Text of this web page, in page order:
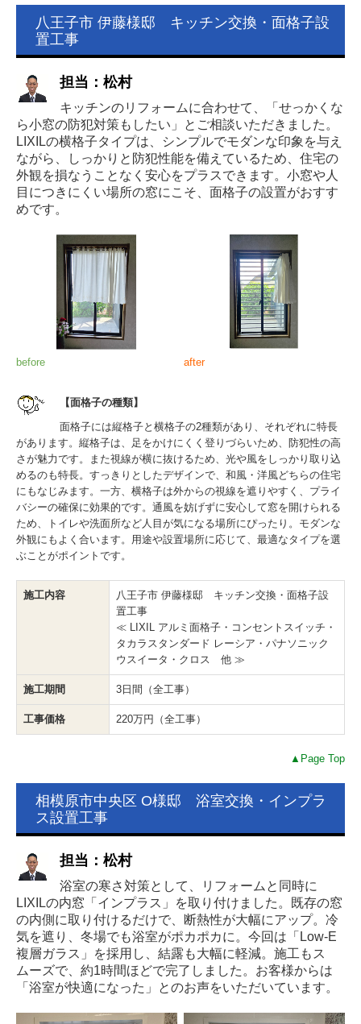
八王子市 伊藤様邸 キッチン交換・面格子設
置工事
担当：松村
キッチンのリフォームに合わせて、「せっかくな
ら小窓の防犯対策もしたい」とご相談いただきました。
LIXILの横格子タイプは、シンプルでモダンな印象を与え
ながら、しっかりと防犯性能を備えているため、住宅の
外観を損なうことなく安心をプラスできます。小窓や人
目につきにくい場所の窓にこそ、面格子の設置がおすす
めです。
before after
【面格子の種類】
面格子には縦格子と横格子の2種類があり、それぞれに特長
があります。縦格子は、足をかけにくく登りづらいため、防犯性の高
さが魅力です。また視線が横に抜けるため、光や風をしっかり取り込
めるのも特長。すっきりとしたデザインで、和風・洋風どちらの住宅
にもなじみます。一方、横格子は外からの視線を遮りやすく、プライ
バシーの確保に効果的です。通風を妨げずに安心して窓を開けられる
ため、トイレや洗面所など人目が気になる場所にぴったり。モダンな
外観にもよく合います。用途や設置場所に応じて、最適なタイプを選
ぶことがポイントです。
施工内容
八王子市 伊藤様邸 キッチン交換・面格子設
置工事
≪ LIXIL アルミ面格子・コンセントスイッチ・
タカラスタンダード レーシア・パナソニック
ウスイータ・クロス 他 ≫
施工期間 3日間（全工事）
工事価格 220万円（全工事）
▲Page Top
相模原市中央区 O様邸 浴室交換・インプラ
ス設置工事
担当：松村
浴室の寒さ対策として、リフォームと同時に
LIXILの内窓「インプラス」を取り付けました。既存の窓
の内側に取り付けるだけで、断熱性が大幅にアップ。冷
気を遮り、冬場でも浴室がポカポカに。今回は「Low-E
複層ガラス」を採用し、結露も大幅に軽減。施工もス
ムーズで、約1時間ほどで完了しました。お客様からは
「浴室が快適になった」とのお声をいただいています。